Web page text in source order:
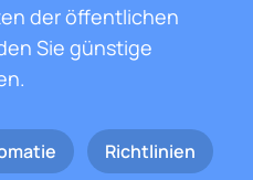
der öffentlichen
Sie günstige
Richtlinien